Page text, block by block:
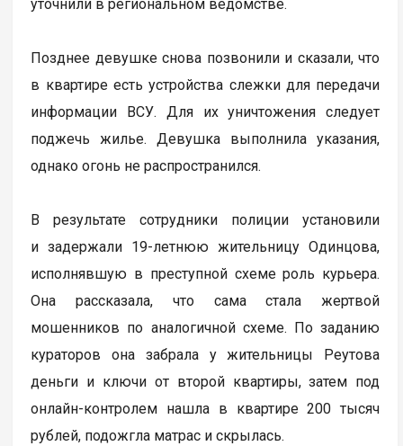
уточнили в региональном ведомстве.
Позднее девушке снова позвонили и сказали, что
в квартире есть устройства слежки для передачи
информации ВСУ. Для их уничтожения следует
поджечь жилье. Девушка выполнила указания,
однако огонь не распространился.
В результате сотрудники полиции установили
и задержали 19-летнюю жительницу Одинцова,
исполнявшую в преступной схеме роль курьера.
Она рассказала, что сама стала жертвой
мошенников по аналогичной схеме. По заданию
кураторов она забрала у жительницы Реутова
деньги и ключи от второй квартиры, затем под
онлайн-контролем нашла в квартире 200 тысяч
рублей, подожгла матрас и скрылась.